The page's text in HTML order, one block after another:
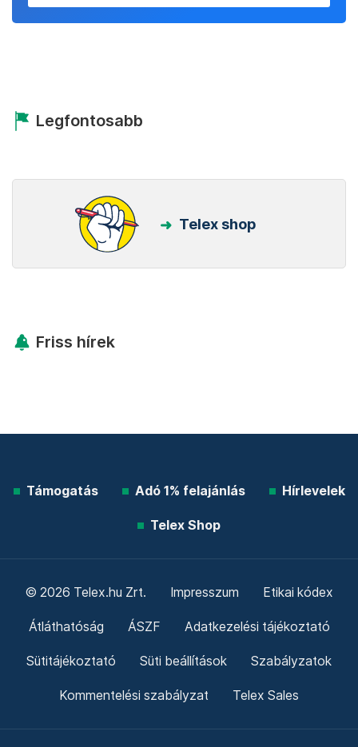
Legfontosabb
Telex shop
Friss hírek
Támogatás Adó 1% felajánlás Hírlevelek
Telex Shop
© 2026 Telex.hu Zrt. Impresszum Etikai kódex
Átláthatóság ÁSZF Adatkezelési tájékoztató
Sütitájékoztató Süti beállítások Szabályzatok
Kommentelési szabályzat Telex Sales